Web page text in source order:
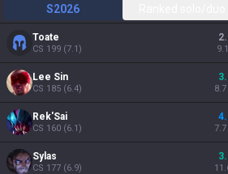
S2026
Toate
CS 199 (7.1)
Lee Sin
CS 185 (6.4)
Rek'Sai
CS 160 (6.1)
Sylas
CS 177 (6.9)